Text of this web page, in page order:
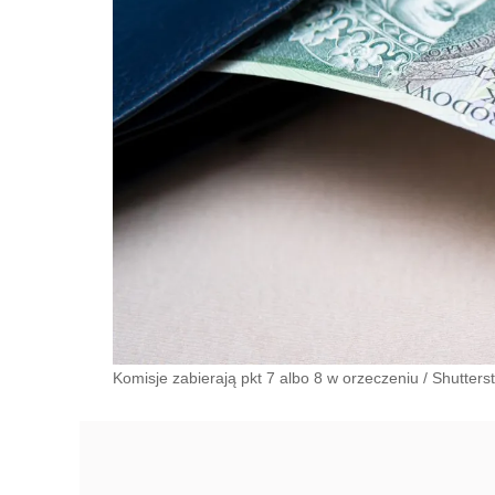
Komisje zabierają pkt 7 albo 8 w orzeczeniu /